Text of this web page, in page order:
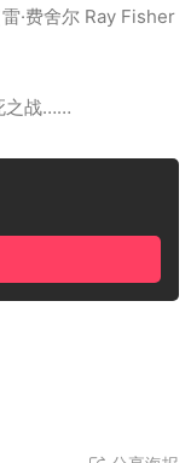
·费舍尔 Ray Fisher
之战……